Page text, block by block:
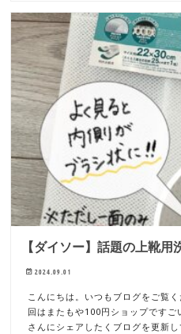
【ダイソー】話題の上靴
2024.09.01
こんにちは。いつもブログをご覧
回はまたもや100円ショップです
さんにシェアしたくブログを更新